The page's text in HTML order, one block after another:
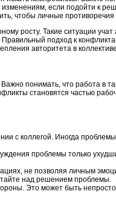
если подойти к
чтобы личные
росту. Такие ситуации учат
подход к
авторитета в
понимать, что работа в
становятся частью
с коллегой. Иногда
проблемы только
не позволяя личным
над решением проблемы.
Это может быть